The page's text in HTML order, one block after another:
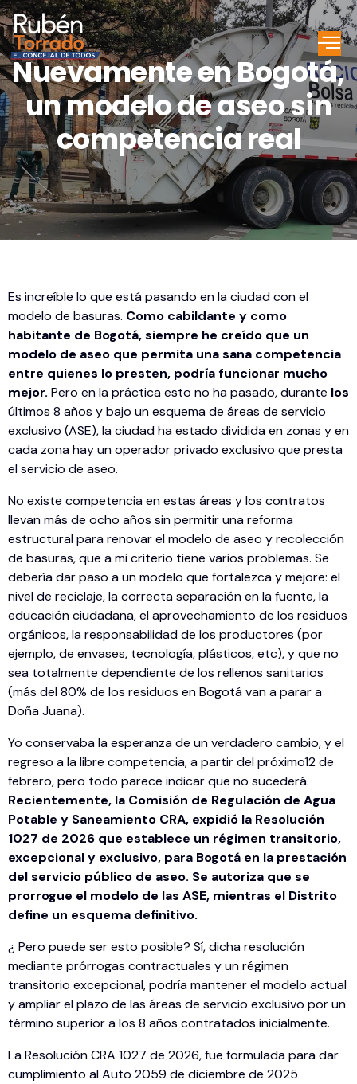
Nuevamente en Bogotá,
un modelo de aseo sin
competencia real
Es increíble lo que está pasando en la ciudad con el
modelo de basuras. Como cabildante y como
habitante de Bogotá, siempre he creído que un
modelo de aseo que permita una sana competencia
entre quienes lo presten, podría funcionar mucho
mejor. Pero en la práctica esto no ha pasado, durante los
últimos 8 años y bajo un esquema de áreas de servicio
exclusivo (ASE), la ciudad ha estado dividida en zonas y en
cada zona hay un operador privado exclusivo que presta
el servicio de aseo.
No existe competencia en estas áreas y los contratos
llevan más de ocho años sin permitir una reforma
estructural para renovar el modelo de aseo y recolección
de basuras, que a mi criterio tiene varios problemas. Se
debería dar paso a un modelo que fortalezca y mejore: el
nivel de reciclaje, la correcta separación en la fuente, la
educación ciudadana, el aprovechamiento de los residuos
orgánicos, la responsabilidad de los productores (por
ejemplo, de envases, tecnología, plásticos, etc), y que no
sea totalmente dependiente de los rellenos sanitarios
(más del 80% de los residuos en Bogotá van a parar a
Doña Juana).
Yo conservaba la esperanza de un verdadero cambio, y el
regreso a la libre competencia, a partir del próximo12 de
febrero, pero todo parece indicar que no sucederá.
Recientemente, la Comisión de Regulación de Agua
Potable y Saneamiento CRA, expidió la Resolución
1027 de 2026 que establece un régimen transitorio,
excepcional y exclusivo, para Bogotá en la prestación
del servicio público de aseo. Se autoriza que se
prorrogue el modelo de las ASE, mientras el Distrito
define un esquema definitivo.
¿ Pero puede ser esto posible? Sí, dicha resolución
mediante prórrogas contractuales y un régimen
transitorio excepcional, podría mantener el modelo actual
y ampliar el plazo de las áreas de servicio exclusivo por un
término superior a los 8 años contratados inicialmente.
La Resolución CRA 1027 de 2026, fue formulada para dar
cumplimiento al Auto 2059 de diciembre de 2025